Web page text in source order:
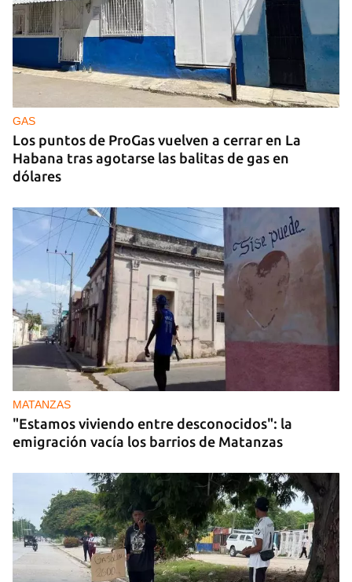
GAS
Los puntos de ProGas vuelven a cerrar en La
Habana tras agotarse las balitas de gas en
dólares
MATANZAS
"Estamos viviendo entre desconocidos": la
emigración vacía los barrios de Matanzas